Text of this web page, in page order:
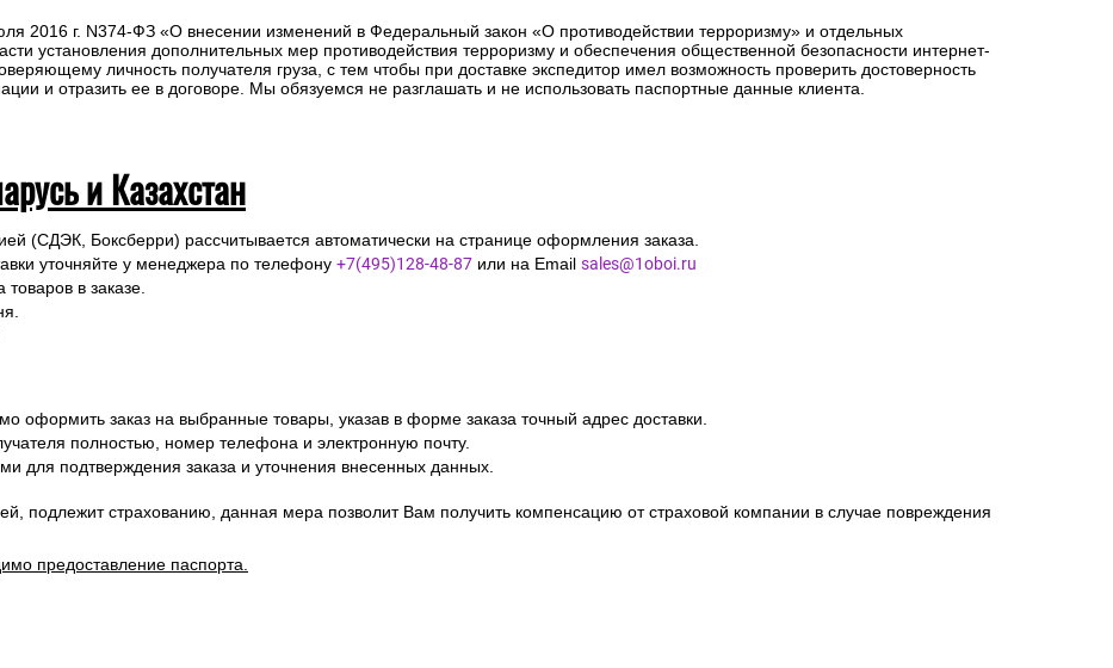
2016 г. N374-ФЗ «О внесении изменений в Федеральный закон «О противодействии терроризму» и отдельных
установления дополнительных мер противодействия терроризму и обеспечения общественной безопасности интернет-
личность получателя груза, с тем чтобы при доставке экспедитор имел возможность проверить достоверность
и отразить ее в договоре. Мы обязуемся не разглашать и не использовать паспортные данные клиента.
и Казахстан
(СДЭК, Боксберри) рассчитывается автоматически на странице оформления заказа.
уточняйте у менеджера по телефону +7(495)128-48-87 или на Email sales@1oboi.ru
в заказе.
оформить заказ на выбранные товары, указав в форме заказа точный адрес доставки.
полностью, номер телефона и электронную почту.
для подтверждения заказа и уточнения внесенных данных.
подлежит страхованию, данная мера позволит Вам получить компенсацию от страховой компании в случае повреждения
предоставление паспорта.